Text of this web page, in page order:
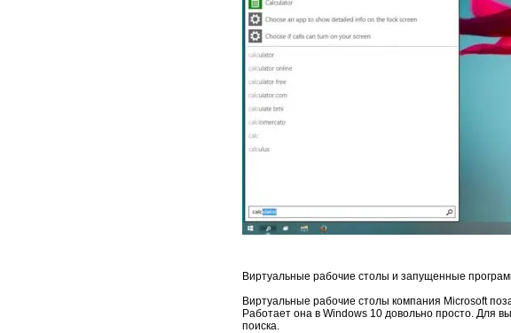
Виртуальные рабочие столы и запущенные
Виртуальные рабочие столы компания Microsoft
Работает она в Windows 10 довольно просто. Для
поиска.